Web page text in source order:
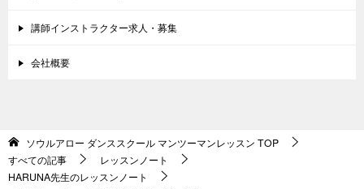
講師インストラクター求人・募集
会社概要
ソウルアロー ダンススクール マンツーマンレッスン TOP
すべての記事
レッスンノート
HARUNA先生のレッスンノート